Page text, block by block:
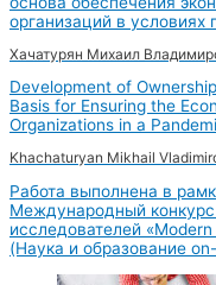
организаций в условиях
Хачатурян Михаил
Development of
Basis for Ensuring the
Organizations in a
Khachaturyan Mikhail
Работа выполнена в
Международный
исследователей
(Наука и образование